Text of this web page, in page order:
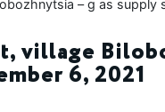
village
6, 2021